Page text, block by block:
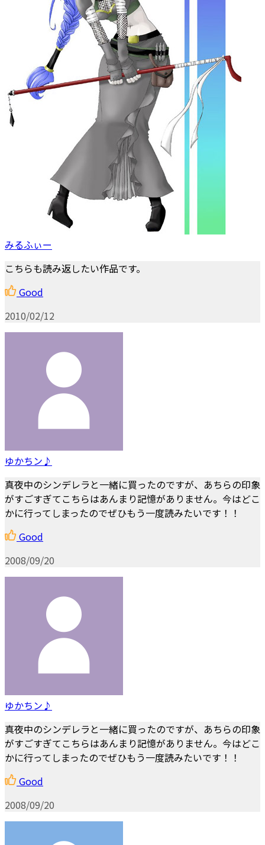
みるふぃー
こちらも読み返したい作品です。
Good
2010/02/12
ゆかちン♪
真夜中のシンデレラと一緒に買ったのですが、あちらの印象
がすごすぎてこちらはあんまり記憶がありません。今はどこ
かに行ってしまったのでぜひもう一度読みたいです！！
Good
2008/09/20
ゆかちン♪
真夜中のシンデレラと一緒に買ったのですが、あちらの印象
がすごすぎてこちらはあんまり記憶がありません。今はどこ
かに行ってしまったのでぜひもう一度読みたいです！！
Good
2008/09/20